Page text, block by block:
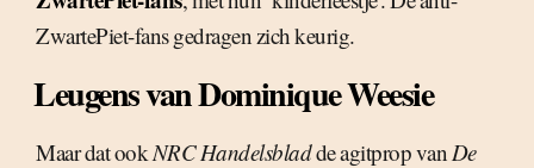
ZwartePiet-fans gedragen zich keurig.
Leugens van Dominique Weesie
Maar dat ookNRC Handelsbladde agitprop vanDe